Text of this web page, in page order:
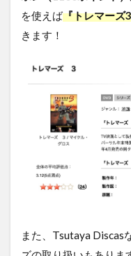
マ
ー
ズ3
を
料
方
ま
と
め
を使えば『トレマーズ
きます！
また、Tsutaya Discas